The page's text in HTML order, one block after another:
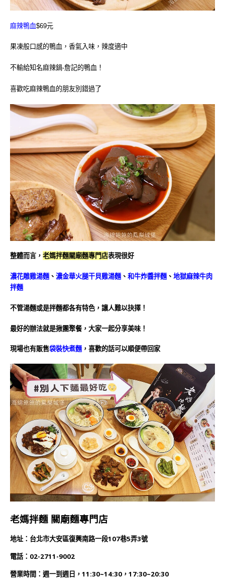
麻辣鴨血$69元
果凍般口感的鴨血，香氣入味，辣度適中
不輸給知名麻辣鍋-詹記的鴨血！
喜歡吃麻辣鴨血的朋友別錯過了
整體而言， 老媽拌麵關廟麵專門店表現很好
濃花雕雞湯麵 、 濃金華火腿干貝雞湯麵 、 和牛炸醬拌麵 、 地獄麻辣牛肉
拌麵
不管湯麵或是拌麵都各有特色，讓人難以抉擇！
最好的辦法就是揪團聚餐，大家一起分享美味！
現場也有販售袋裝快煮麵 ，喜歡的話可以順便帶回家
老媽拌麵 關廟麵專門店
地址：台北市大安區復興南路一段107巷5弄3號
電話：02-2711-9002
營業時間：週一到週日，11:30~14:30，17:30~20:30